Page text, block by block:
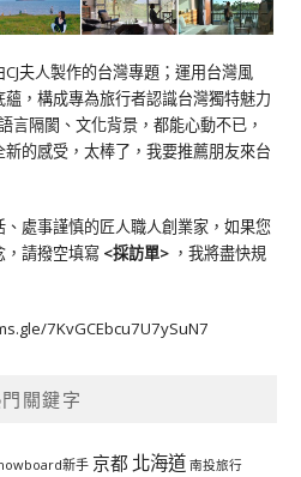
CJ夫人製作的台灣專題；運用台灣風
，構成專為旅行者認識台灣獨特魅力
言隔閡、文化背景，都能心動不已，
的感受，太棒了，我要推薦朋友來台
處事謹慎的匠人職人創業家，如果您
，請撥空填寫 <採訪單> ，我將盡快規
7KvGCEbcu7U7ySuN7
關鍵字
新手 京都 北海道 南投旅行